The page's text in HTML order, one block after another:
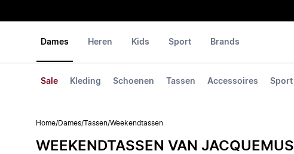
Dames
Sale Kleding Schoenen Tassen Accessoires Sport
Heren Kids Sport Brands
Home/Dames/Tassen/Weekendtassen
WEEKENDTASSEN VAN JACQUEMUS